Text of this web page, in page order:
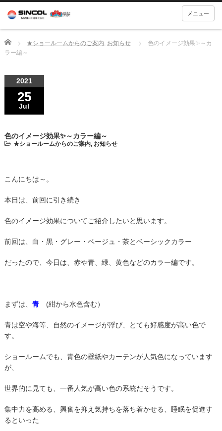
メニュー
Home ★ショールームからのご案内, お知らせ
色のイメージ効果✨～カ
ラー編～
2021
25
Jul
色のイメージ効果✨～カラー編～
★ショールームからのご案内, お知らせ
こんにちは～。
本日は、前回に引き続き
色のイメージ効果についてご紹介したいと思います。
前回は、白・黒・グレー・ベージュ・茶とベーシックカラー
だったので、今日は、赤や青、緑、黄色などのカラー編です。
まずは、 青(紺から水色含む）
青は空や海等、自然のイメージが浮び、とても好感度が高い色で
す。
ショールームでも、青色の壁紙やカーテンが人気色になっています
が、
世界的に見ても、一番人気が高い色の系統だそうです。
集中力を高める、興奮を抑え気持ちを落ち着かせる、睡眠を促進す
るといった